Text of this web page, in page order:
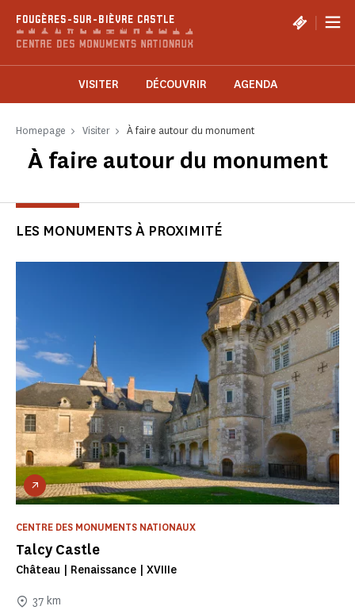
FOUGÈRES-SUR-BIÈVRE CASTLE |
VISITER DÉCOUVRIR AGENDA
Homepage Visiter À faire autour du monument
À faire autour du monument
LES MONUMENTS À PROXIMITÉ
Talcy Castle
CENTRE DES MONUMENTS NATIONAUX
Château | Renaissance | XVIIIe
37 km